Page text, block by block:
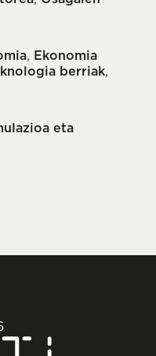
, Ekonomia
berriak,
eta